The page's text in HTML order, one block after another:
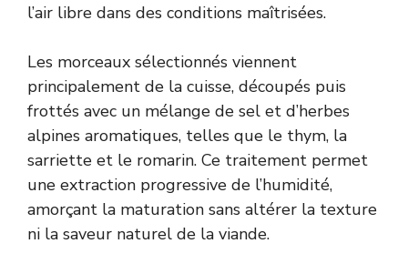
l’air libre dans des conditions maîtrisées.
Les morceaux sélectionnés viennent
principalement de la cuisse, découpés puis
frottés avec un mélange de sel et d’herbes
alpines aromatiques, telles que le thym, la
sarriette et le romarin. Ce traitement permet
une extraction progressive de l’humidité,
amorçant la maturation sans altérer la texture
ni la saveur naturel de la viande.